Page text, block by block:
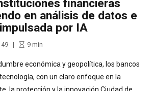
financieras
en análisis de datos e
por IA
9min
económica y geopolítica, los bancos
con un claro enfoque en la
la protección y la innovación Ciudad de